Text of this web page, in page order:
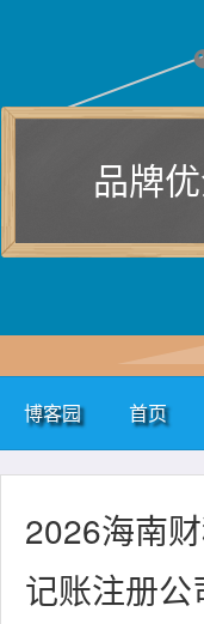
品牌
博客园 首页
2026海南
记账注册